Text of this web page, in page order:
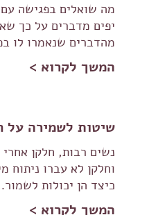
מה שואלים בפגישה
יפים מדברים על כך
מהדברים שנאמרו לו
המשך לקרוא >
שיטות לשמירה על
נשים רבות, חלקן
וחלקן לא עברו ניתוח
כיצד הן יכולות
המשך לקרוא >